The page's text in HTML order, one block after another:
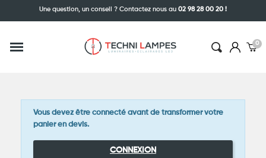
Une question, un conseil ? Contactez nous au 02 98 28 00 20 !
Vous devez être connecté avant de transformer votre
panier en devis.
CONNEXION